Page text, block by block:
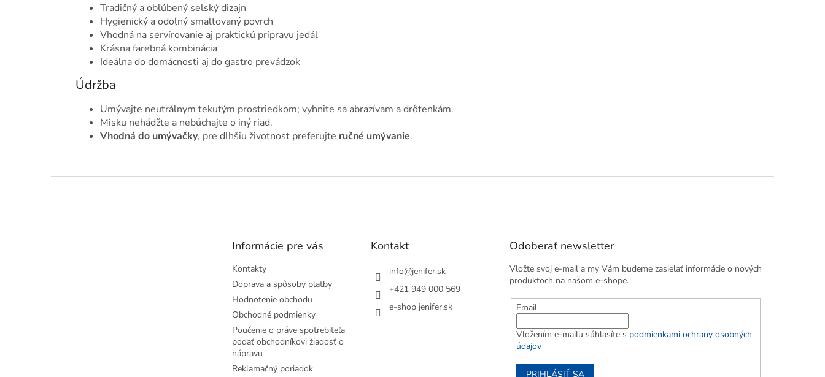
Tradičný a obľúbený selský dizajn
Hygienický a odolný smaltovaný povrch
Vhodná na servírovanie aj praktickú prípravu jedál
Krásna farebná kombinácia
Ideálna do domácnosti aj do gastro prevádzok
Údržba
Umývajte neutrálnym tekutým prostriedkom; vyhnite sa abrazívam a drôtenkám.
Misku nehádžte a nebúchajte o iný riad.
Vhodná do umývačky, pre dlhšiu životnosť preferujte ručné umývanie.
Informácie pre vás
Kontakty
Doprava a spôsoby platby
Hodnotenie obchodu
Obchodné podmienky
Poučenie o práve spotrebiteľa
podať obchodníkovi žiadosť o
nápravu
Reklamačný poriadok
Kontakt
info@jenifer.sk
+421 949 000 569
e-shop jenifer.sk
Odoberať newsletter
Vložte svoj e-mail a my Vám budeme zasielať informácie o nových
produktoch na našom e-shope.
Email
Vložením e-mailu súhlasíte s podmienkami ochrany osobných
údajov
PRIHLÁSIŤ SA